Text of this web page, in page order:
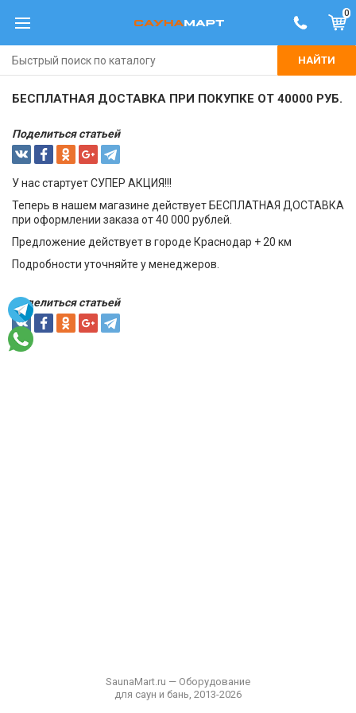
0
НАЙТИ
БЕСПЛАТНАЯ ДОСТАВКА ПРИ ПОКУПКЕ ОТ 40000 РУБ.
Поделиться статьей
У нас стартует СУПЕР АКЦИЯ!!!
Теперь в нашем магазине действует БЕСПЛАТНАЯ ДОСТАВКА
при оформлении заказа от 40 000 рублей.
Предложение действует в городе Краснодар + 20 км
Подробности уточняйте у менеджеров.
Поделиться статьей
SaunaMart.ru — Оборудование
для саун и бань, 2013-2026